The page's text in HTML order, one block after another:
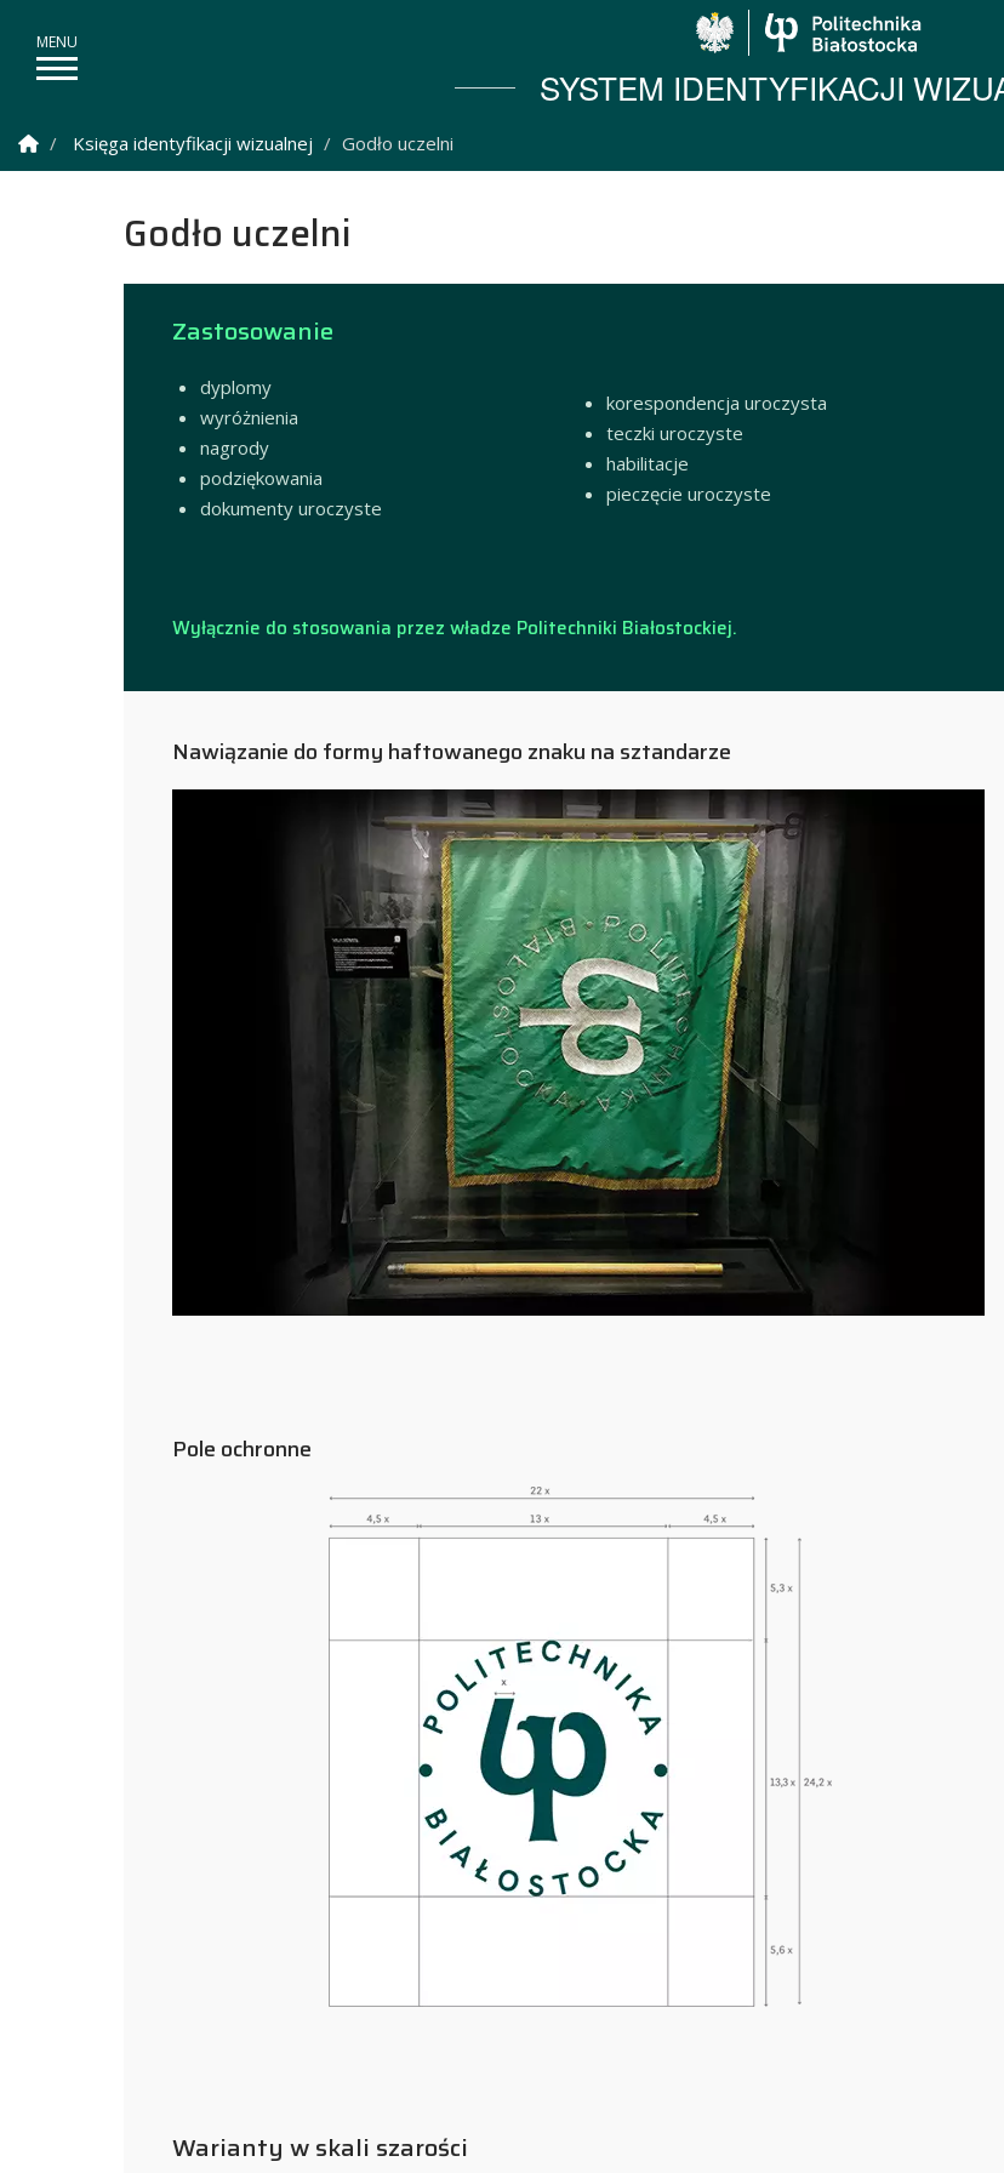
SYSTEM IDENTYFIKACJI
Strona Główna
Księga identyfikacji wizualnej Godło uczelni
Godło uczelni
Zastosowanie
dyplomy
wyróżnienia
nagrody
podziękowania
dokumenty uroczyste
korespondencja uroczysta
teczki uroczyste
habilitacje
pieczęcie uroczyste
Wyłącznie do stosowania przez władze Politechniki Białostockiej.
Nawiązanie do formy haftowanego znaku na sztandarze
Pole ochronne
Warianty w skali szarości